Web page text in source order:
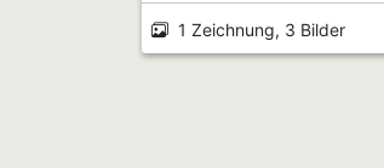
1 Zeichnung, 3 Bilder